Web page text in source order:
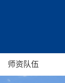
师资队伍